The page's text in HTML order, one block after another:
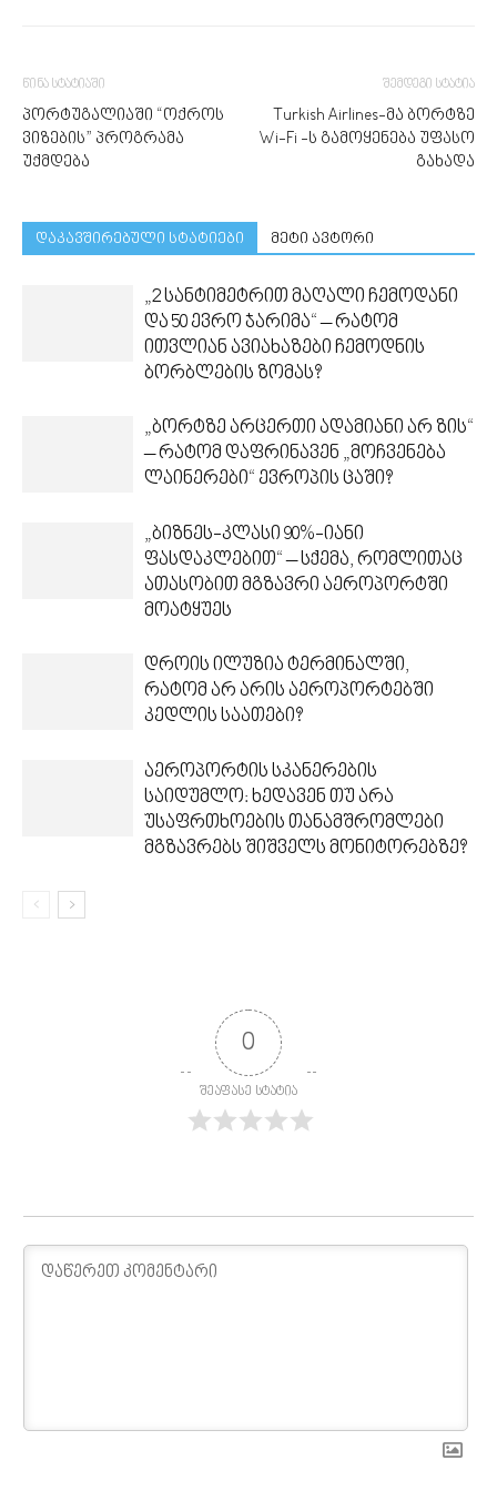
წინა სტატიაში
პორტუგალიაში “ოქროს
ვიზების” პროგრამა
უქმდება
შემდეგი სტატია
Turkish Airlines-მა ბორტზე
Wi-Fi -ს გამოყენება უფასო
გახადა
დაკავშირებული სტატიები მეტი ავტორი
„2 სანტიმეტრით მაღალი ჩემოდანი
და 50 ევრო ჯარიმა“ – რატომ
ითვლიან ავიახაზები ჩემოდნის
ბორბლების ზომას?
„ბორტზე არცერთი ადამიანი არ ზის“
– რატომ დაფრინავენ „მოჩვენება
ლაინერები“ ევროპის ცაში?
„ბიზნეს-კლასი 90%-იანი
ფასდაკლებით“ – სქემა, რომლითაც
ათასობით მგზავრი აეროპორტში
მოატყუეს
დროის ილუზია ტერმინალში,
რატომ არ არის აეროპორტებში
კედლის საათები?
აეროპორტის სკანერების
საიდუმლო: ხედავენ თუ არა
უსაფრთხოების თანამშრომლები
მგზავრებს შიშველს მონიტორებზე?
0
შეაფასე სტატია